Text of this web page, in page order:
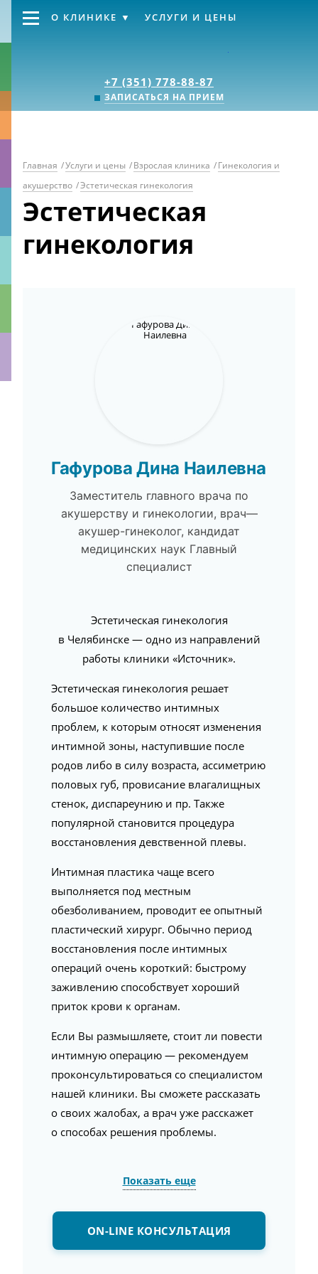
+7 (351) 778-88-87
ЗАПИСАТЬСЯ НА ПРИЕМ
О КЛИНИКЕ УСЛУГИ И ЦЕНЫ
Главная /Услуги и цены /Взрослая клиника /Гинекология и
акушерство /Эстетическая гинекология
Эстетическая
гинекология
Гафурова Дина Наилевна
Заместитель главного врача по
акушерству и гинекологии, врач—
акушер-гинеколог, кандидат
медицинских наук Главный
специалист
Эстетическая гинекология
в Челябинске — одно из направлений
работы клиники «Источник».
Эстетическая гинекология решает
большое количество интимных
проблем, к которым относят изменения
интимной зоны, наступившие после
родов либо в силу возраста, ассиметрию
половых губ, провисание влагалищных
стенок, диспареунию и пр. Также
популярной становится процедура
восстановления девственной плевы.
Интимная пластика чаще всего
выполняется под местным
обезболиванием, проводит ее опытный
пластический хирург. Обычно период
восстановления после интимных
операций очень короткий: быстрому
заживлению способствует хороший
приток крови к органам.
Если Вы размышляете, стоит ли повести
интимную операцию — рекомендуем
проконсультироваться со специалистом
нашей клиники. Вы сможете рассказать
о своих жалобах, а врач уже расскажет
о способах решения проблемы.
Показать еще
ON-LINE КОНСУЛЬТАЦИЯ